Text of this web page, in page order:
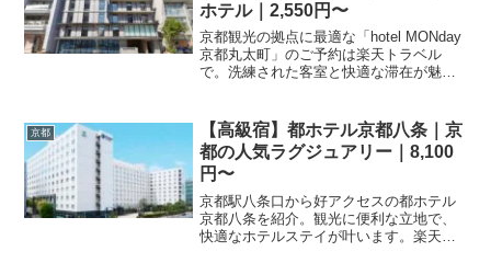
ホテル｜2,550円〜
京都観光の拠点に最適な「hotel MONday
京都丸太町」のご予約は楽天トラベル
で。洗練された客室と快適な滞在が魅力
た。ぜひご活用ください。
京都
【高級宿】都ホテル京都八条｜京
都の人気ラグジュアリー｜8,100
円〜
京都駅八条口から好アクセスの都ホテル
京都八条を紹介。観光に便利な立地で、
快適なホテルステイが叶います。楽天ト